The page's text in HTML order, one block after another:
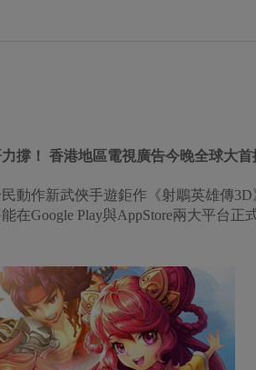
力撐！ 香港地區電視廣告今晚全球大首
動作新武俠手遊鉅作《射鵰英雄傳
在Google Play與AppStore兩大平台